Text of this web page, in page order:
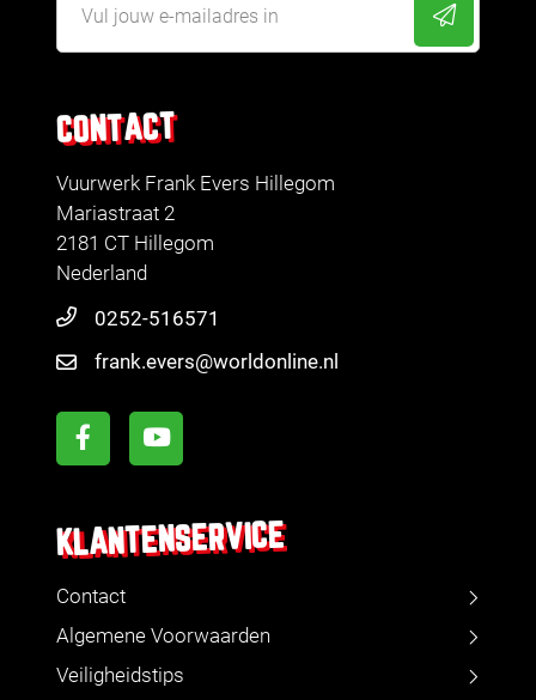
CONTACT
Vuurwerk Frank Evers Hillegom
Mariastraat 2
2181 CT Hillegom
Nederland
0252-516571
frank.evers@worldonline.nl
KLANTENSERVICE
Contact
Algemene Voorwaarden
Veiligheidstips